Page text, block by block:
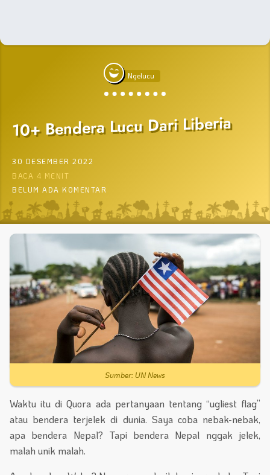
Ngelucu
10+ Bendera Lucu Dari Liberia
30 DESEMBER 2022
BACA 4 MENIT
BELUM ADA KOMENTAR
Sumber: UN News
Waktu itu di Quora ada pertanyaan tentang “ugliest flag”
atau bendera terjelek di dunia. Saya coba nebak-nebak,
apa bendera Nepal? Tapi bendera Nepal nggak jelek,
malah unik malah.